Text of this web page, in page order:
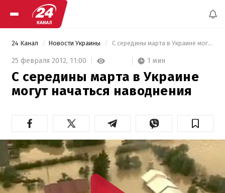
24 Канал Новости Украины С середины марта в Украине могут начаться наводнения
25 февраля 2012, 11:00 1 мин
С середины марта в Украине
могут начаться наводнения